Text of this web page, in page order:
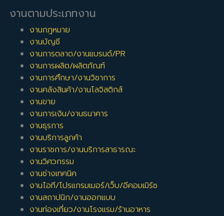
งานตามประเภทงาน
งานกฎหมาย
งานบัญชี
งานการตลาด/งานแบรนด์/PR
งานการผลิต/ผลิตภัณฑ์
งานการศึกษา/งานวิชาการ
งานคลังสินค้า/งานโลจิสติกส์
งานขาย
งานการเงิน/งานธนาคาร
งานธุรการ
งานบริการลูกค้า
งานราชการ/งานบริการสาธารณะ
งานวิศวกรรม
งานช่างเทคนิค
งานไอที/โปรแกรมเมอร์/เว็บ/อีคอมเมิร์ซ
งานสถาปนิก/งานออกแบบ
งานท่องเที่ยว/งานโรงแรม/ร้านอาหาร